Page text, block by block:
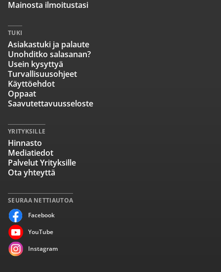
SEURAA NETTIAUTOA
Facebook
YouTube
Instagram
Mainosta ilmoitustasi
TUKI
Asiakastuki ja palaute
Unohditko salasanan?
Usein kysyttyä
Turvallisuusohjeet
Käyttöehdot
Oppaat
Saavutettavuusseloste
YRITYKSILLE
Hinnasto
Mediatiedot
Palvelut Yrityksille
Ota yhteyttä